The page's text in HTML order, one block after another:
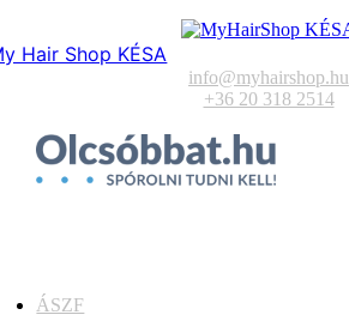
Hair Shop KÉSA
info@myhairshop.hu
+36 20 318 2514
ÁSZF